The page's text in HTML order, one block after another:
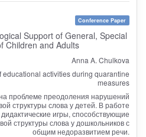
Conference Paper
Support of General, Special
Children and Adults
Anna A. Chulkova
educational activities during quarantine
measures
проблеме преодоления нарушений
структуры слова у детей. В работе
игры, способствующие
структуры слова у дошкольников с
общим недоразвитием речи.